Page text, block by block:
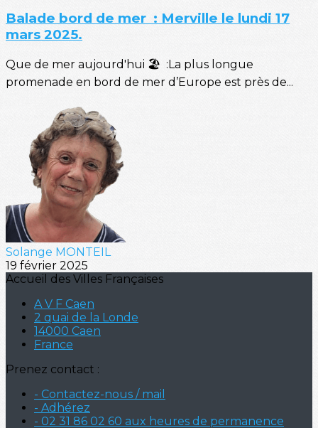
Balade bord de mer : Merville le lundi 17
mars 2025.
Que de mer aujourd'hui 🏖️ :La plus longue
promenade en bord de mer d’Europe est près de...
Solange MONTEIL
19 février 2025
Accueil des Villes Françaises
A V F Caen
2 quai de la Londe
14000 Caen
France
Prenez contact :
- Contactez-nous / mail
- Adhérez
- 02 31 86 02 60 aux heures de permanence